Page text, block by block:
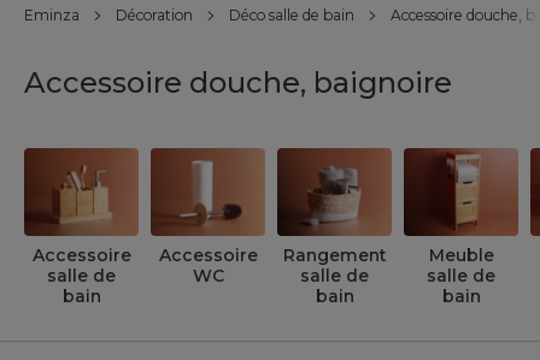
Eminza Décoration Déco salle de bain Accessoire douche,
Accessoire douche, baignoire
Accessoire
salle de
bain
Accessoire
WC
Rangement
salle de
bain
Meuble
salle de
bain